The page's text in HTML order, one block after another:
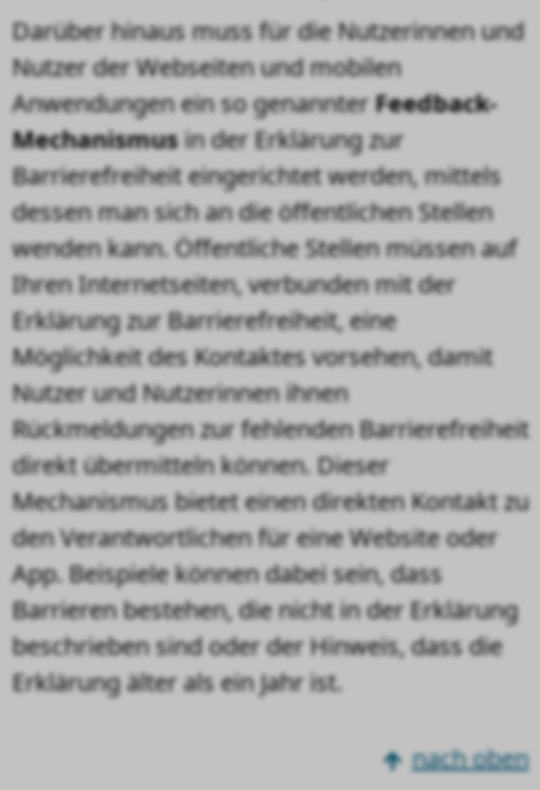
Darüber hinaus muss für die Nutzerinnen und
Nutzer der Webseiten und mobilen
Anwendungen ein so genannterFeedback-
Mechanismusin der Erklärung zur
Barrierefreiheit eingerichtet werden, mittels
dessen man sich an die öffentlichen Stellen
wenden kann. Öffentliche Stellen müssen auf
Ihren Internetseiten, verbunden mit der
Erklärung zur Barrierefreiheit, eine
Möglichkeit des Kontaktes vorsehen, damit
Nutzer und Nutzerinnen ihnen
Rückmeldungen zur fehlenden Barrierefreiheit
direkt übermitteln können. Dieser
Mechanismus bietet einen direkten Kontakt zu
den Verantwortlichen für eine Website oder
App. Beispiele können dabei sein, dass
Barrieren bestehen, die nicht in der Erklärung
beschrieben sind oder der Hinweis, dass die
Erklärung älter als ein Jahr ist.
nach oben